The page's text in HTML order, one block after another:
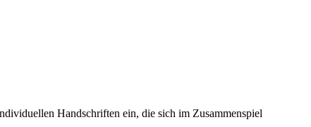
Handschriften ein, die sich im Zusammenspiel